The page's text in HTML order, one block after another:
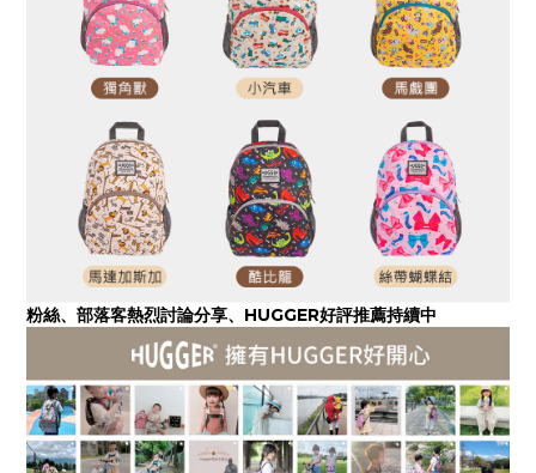
粉絲、部落客熱烈討論分享、HUGGER好評推薦持續中